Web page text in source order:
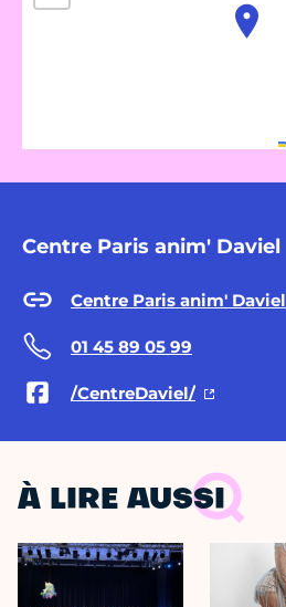
Centre Paris anim' Daviel
Centre Paris anim' Daviel
01 45 89 05 99
/CentreDaviel/
À LIRE AUSSI